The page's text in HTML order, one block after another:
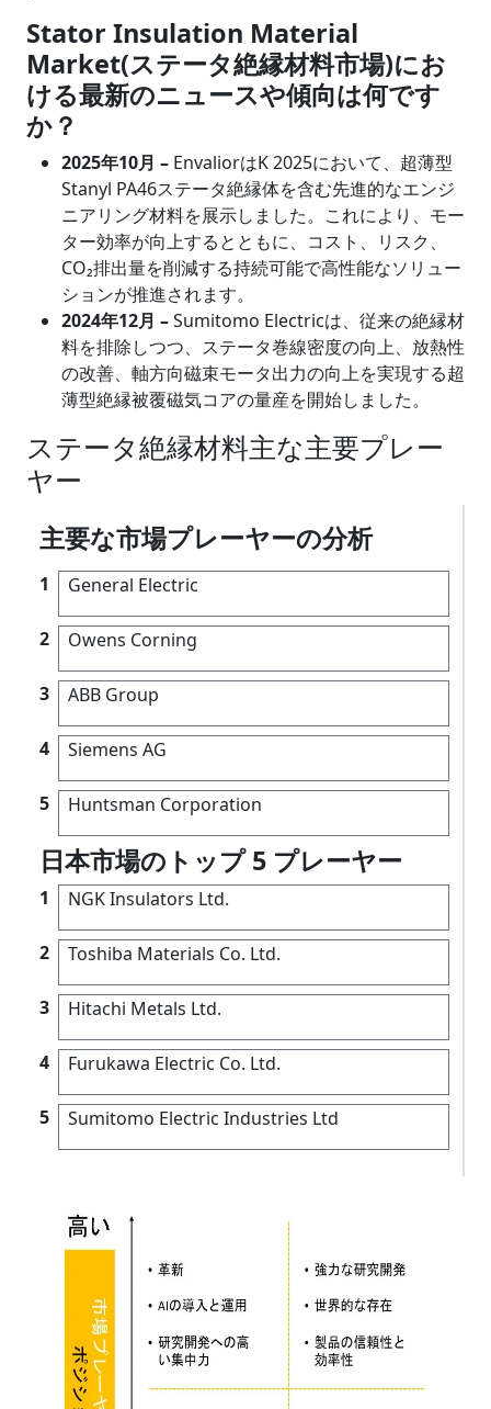
Stator Insulation Material
Market(ステータ絶縁材料市場)にお
ける最新のニュースや傾向は何です
か？
2025年10月 – EnvaliorはK 2025において、超薄型
Stanyl PA46ステータ絶縁体を含む先進的なエンジ
ニアリング材料を展示しました。これにより、モー
ター効率が向上するとともに、コスト、リスク、
CO₂排出量を削減する持続可能で高性能なソリュー
ションが推進されます。
2024年12月 –Sumitomo Electricは、従来の絶縁材
料を排除しつつ、ステータ巻線密度の向上、放熱性
の改善、軸方向磁束モータ出力の向上を実現する超
薄型絶縁被覆磁気コアの量産を開始しました。
ステータ絶縁材料主な主要プレー
ヤー
主要な市場プレーヤーの分析
1 General Electric
2 Owens Corning
3 ABB Group
4 Siemens AG
5 Huntsman Corporation
日本市場のトップ 5 プレーヤー
1 NGK Insulators Ltd.
2 Toshiba Materials Co. Ltd.
3 Hitachi Metals Ltd.
4 Furukawa Electric Co. Ltd.
5 Sumitomo Electric Industries Ltd